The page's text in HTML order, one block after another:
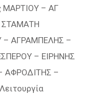
ΜΑΡΤΙΟΥ – ΑΓ
– ΑΓΡΑΜΠΕΛΗΣ –
– ΕΙΡΗΝΗΣ
ΑΦΡΟΔΙΤΗΣ –